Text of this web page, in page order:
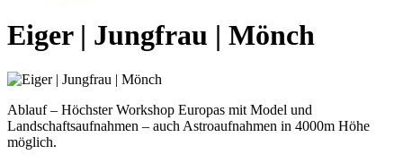
Eiger | Jungfrau | Mönch
Ablauf – Höchster Workshop Europas mit Model und
Landschaftsaufnahmen – auch Astroaufnahmen in 4000m Höhe
möglich.